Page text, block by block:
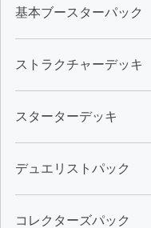
基本ブースターパック
ストラクチャーデッキ
スターターデッキ
デュエリストパック
コレクターズパック